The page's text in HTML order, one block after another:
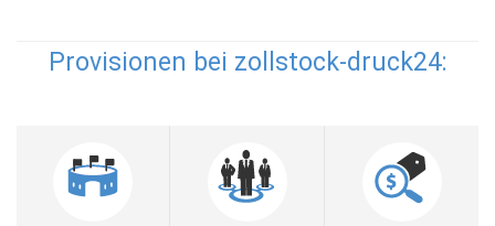
Provisionen bei zollstock-druck24: